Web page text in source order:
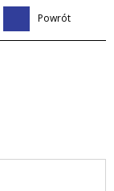
Powrót